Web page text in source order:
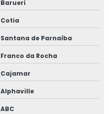
Barueri
Cotia
Santana de Parnaíba
Franco da Rocha
Cajamar
Alphaville
ABC